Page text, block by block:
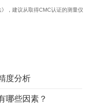
，建议从取得CMC认证的测量仪
度分析
哪些因素？